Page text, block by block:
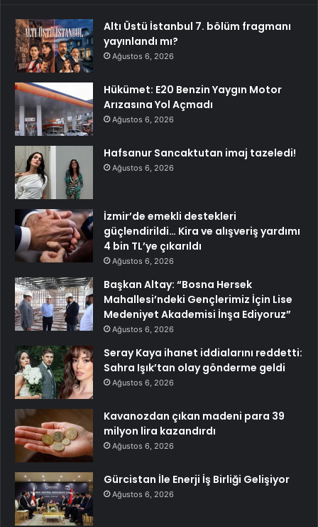
Altı Üstü İstanbul 7. bölüm fragmanı
yayınlandı mı?
Ağustos 6, 2026
Hükümet: E20 Benzin Yaygın Motor
Arızasına Yol Açmadı
Ağustos 6, 2026
Hafsanur Sancaktutan imaj tazeledi!
Ağustos 6, 2026
İzmir’de emekli destekleri
güçlendirildi… Kira ve alışveriş yardımı
4 bin TL’ye çıkarıldı
Ağustos 6, 2026
Başkan Altay: “Bosna Hersek
Mahallesi’ndeki Gençlerimiz İçin Lise
Medeniyet Akademisi İnşa Ediyoruz”
Ağustos 6, 2026
Seray Kaya ihanet iddialarını reddetti:
Sahra Işık’tan olay gönderme geldi
Ağustos 6, 2026
Kavanozdan çıkan madeni para 39
milyon lira kazandırdı
Ağustos 6, 2026
Gürcistan İle Enerji İş Birliği Gelişiyor
Ağustos 6, 2026